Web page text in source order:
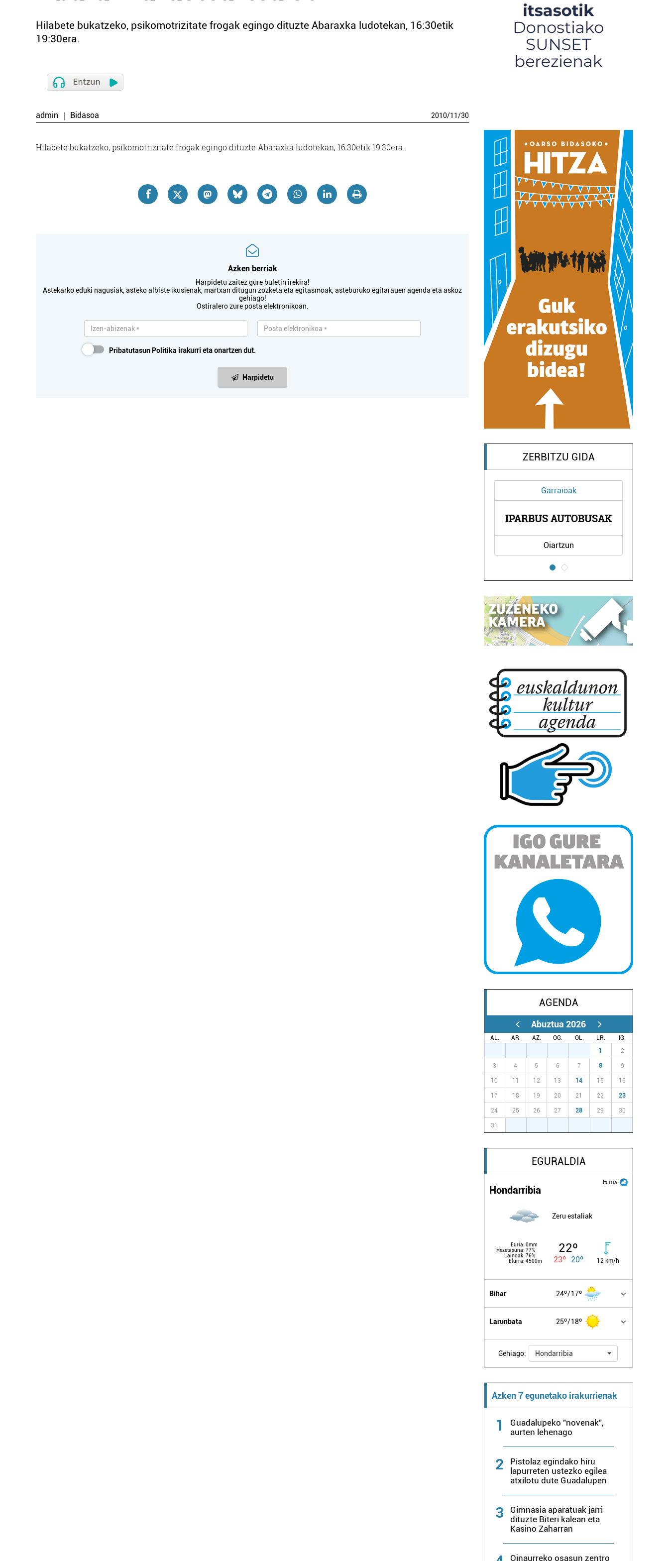
Hilabete bukatzeko, psikomotrizitate frogak egingo dituzte Abaraxka ludotekan, 16:30etik
19:30era.
admin Bidasoa 2010/11/30
Hilabete bukatzeko, psikomotrizitate frogak egingo dituzte Abaraxka ludotekan, 16:30etik 19:30era.
Azken berriak
Harpidetu zaitez gure buletin irekira!
Astekarko eduki nagusiak, asteko albiste ikusienak, martxan ditugun zozketa eta egitasmoak, asteburuko egitarauen agenda eta askoz
gehiago!
Ostiralero zure posta elektronikoan.
Pribatutasun Politika irakurri eta onartzen dut.
Harpidetu
ZERBITZU GIDA
Garraioak
IPARBUS AUTOBUSAK
Oiartzun
AGENDA
Abuztua 2026
AL. AR. AZ. OG. OL. LR.
IG.
1 2
3 4 5 6 7 8 9
10 11 12 13 14 15 16
17 18 19 20 21 22 23
24 25 26 27 28 29 30
31
EGURALDIA
Iturria:
Hondarribia
Zeru estaliak
Euria: 0mm
Hezetasuna: 77%
Lainoak: 76%
Elurra: 4500m
22º
23º 20º 12 km/h
Bihar 24º 17º
Larunbata 25º 18º
Gehiago: Hondarribia
Azken 7 egunetako irakurrienak
1
Guadalupeko "novenak",
aurten lehenago
2
Pistolaz egindako hiru
lapurreten ustezko egilea
atxilotu dute Guadalupen
3
Gimnasia aparatuak jarri
dituzte Biteri kalean eta
Kasino Zaharran
Oinaurreko osasun zentro